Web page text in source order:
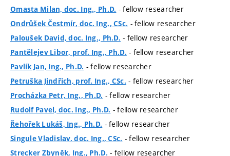
Omasta Milan, doc. Ing., Ph.D. - fellow researcher
Ondrůšek Čestmír, doc. Ing., CSc. - fellow researcher
Paloušek David, doc. Ing., Ph.D. - fellow researcher
Pantělejev Libor, prof. Ing., Ph.D. - fellow researcher
Pavlík Jan, Ing., Ph.D. - fellow researcher
Petruška Jindřich, prof. Ing., CSc. - fellow researcher
Procházka Petr, Ing., Ph.D. - fellow researcher
Rudolf Pavel, doc. Ing., Ph.D. - fellow researcher
Řehořek Lukáš, Ing., Ph.D. - fellow researcher
Singule Vladislav, doc. Ing., CSc. - fellow researcher
Strecker Zbyněk, Ing., Ph.D. - fellow researcher